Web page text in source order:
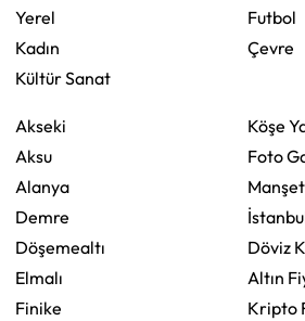
Yerel
Kadın
Kültür Sanat
Futbol
Çevre
Akseki
Aksu
Alanya
Demre
Döşemealtı
Elmalı
Finike
Köşe
Foto
Döviz
Altın
Kripto